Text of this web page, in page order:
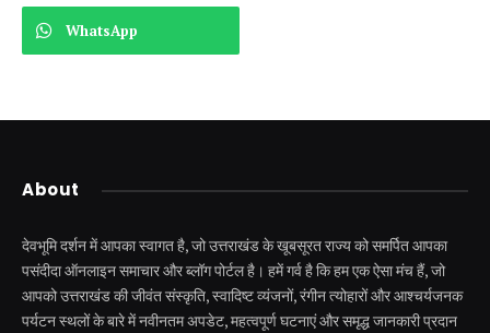
WhatsApp
About
देवभूमि दर्शन में आपका स्वागत है, जो उत्तराखंड के खूबसूरत राज्य को समर्पित आपका
पसंदीदा ऑनलाइन समाचार और ब्लॉग पोर्टल है। हमें गर्व है कि हम एक ऐसा मंच हैं, जो
आपको उत्तराखंड की जीवंत संस्कृति, स्वादिष्ट व्यंजनों, रंगीन त्योहारों और आश्चर्यजनक
पर्यटन स्थलों के बारे में नवीनतम अपडेट, महत्वपूर्ण घटनाएं और समृद्ध जानकारी प्रदान